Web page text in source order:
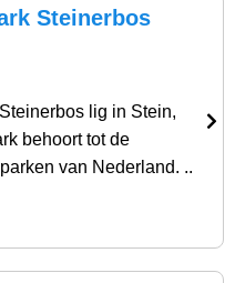
Steinerbos
lig in Stein,
behoort tot de
van Nederland. ..